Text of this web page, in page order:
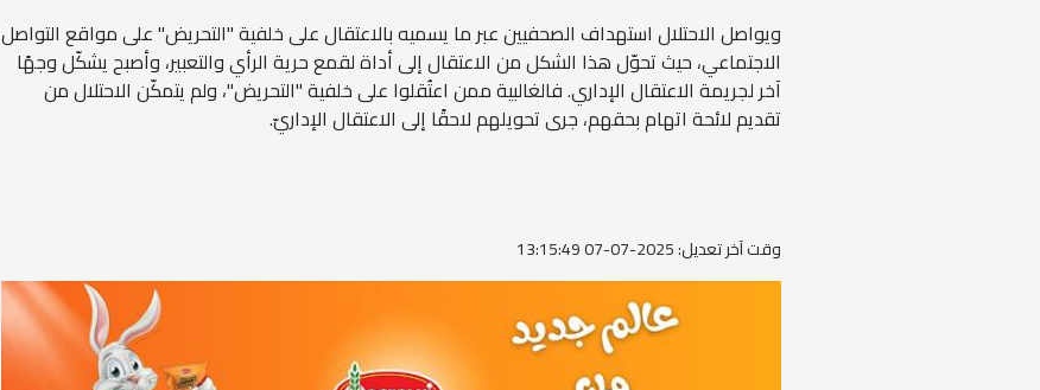
ويواصل الاحتلال استهداف الصحفيين عبر ما يسميه بالاعتقال على خلفية "التحريض" على مواقع التواصل
الاجتماعي، حيث تحوّل هذا الشكل من الاعتقال إلى أداة لقمع حرية الرأي والتعبير، وأصبح يشكّل وجهًا
آخر لجريمة الاعتقال الإداري. فالغالبية ممن اعتُقلوا على خلفية "التحريض"، ولم يتمكّن الاحتلال من
تقديم لائحة اتهام بحقهم، جرى تحويلهم لاحقًا إلى الاعتقال الإداريّ.
وقت آخر تعديل: 2025-07-07 13:15:49